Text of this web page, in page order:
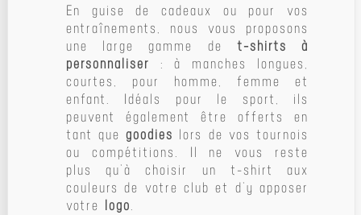
En guise de cadeaux ou pour vos
entraînements, nous vous proposons
une large gamme de t-shirts à
personnaliser : à manches longues,
courtes, pour homme, femme et
enfant. Idéals pour le sport, ils
peuvent également être offerts en
tant quegoodies lors de vos tournois
ou compétitions. Il ne vous reste
plus qu’à choisir un t-shirt aux
couleurs de votre club et d’y apposer
votre logo.